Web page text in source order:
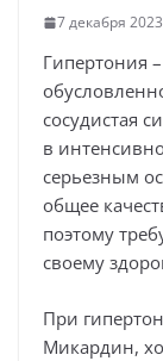
7 декабря 2023
Гипертония
сосудистая
в
серьезным
общее
поэтому
своему
При
Микардин,